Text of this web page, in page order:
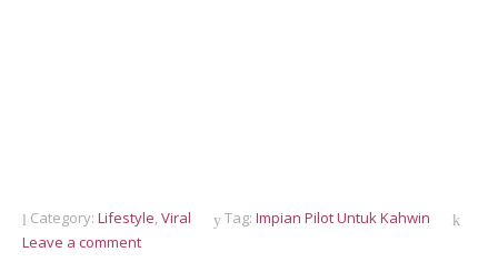
Category: Lifestyle,Viral Tag: Impian Pilot Untuk Kahwin
Leave a comment